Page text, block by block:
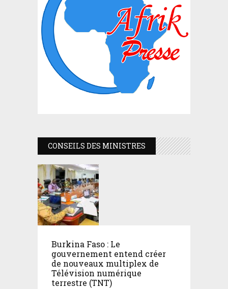
CONSEILS DES MINISTRES
Burkina Faso : Le
gouvernement entend créer
de nouveaux multiplex de
Télévision numérique
terrestre (TNT)